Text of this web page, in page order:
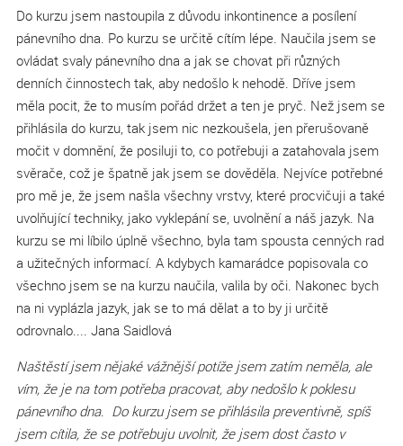
Do kurzu jsem nastoupila z důvodu inkontinence a posílení
pánevního dna. Po kurzu se určitě cítím lépe. Naučila jsem se
ovládat svaly pánevního dna a jak se chovat při různých
denních činnostech tak, aby nedošlo k nehodě. Dříve jsem
měla pocit, že to musím pořád držet a ten je pryč. Než jsem se
přihlásila do kurzu, tak jsem nic nezkoušela, jen přerušovaně
močit v domnění, že posiluji to, co potřebuji a zatahovala jsem
svěrače, což je špatně jak jsem se dověděla. Nejvíce potřebné
pro mě je, že jsem našla všechny vrstvy, které procvičuji a také
uvolňující techniky, jako vyklepání se, uvolnění a náš jazyk. Na
kurzu se mi líbilo úplně všechno, byla tam spousta cenných rad
a užitečných informací. A kdybych kamarádce popisovala co
všechno jsem se na kurzu naučila, valila by oči. Nakonec bych
na ni vyplázla jazyk, jak se to má dělat a to by ji určitě
odrovnalo.... Jana Saidlová
Naštěstí jsem nějaké vážnější potíže jsem zatím neměla, ale
vím, že je na tom potřeba pracovat, aby nedošlo k poklesu
pánevního dna. Do kurzu jsem se přihlásila preventivně, spíš
jsem cítila, že se potřebuju uvolnit, že jsem dost často v